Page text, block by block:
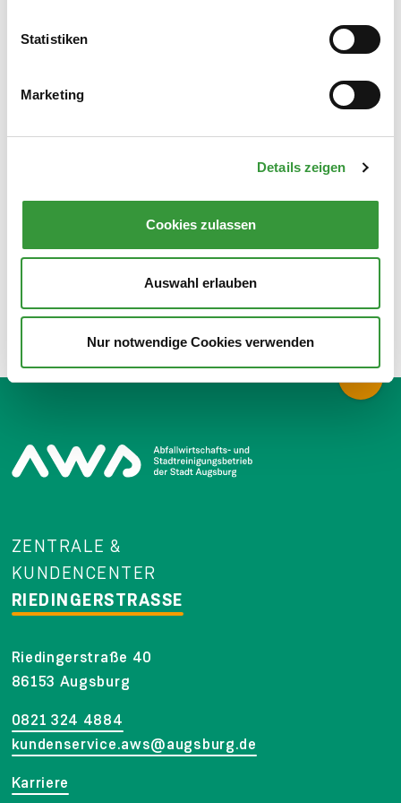
Statistiken
Marketing
Details zeigen
Cookies zulassen
Auswahl erlauben
Nur notwendige Cookies verwenden
KONTAKT– Der schnellste
Draht zu uns führt über unser
Online­formular.
LOS GEHT'S
ZENTRALE &
KUNDENCENTER
RIEDINGERSTRASSE
Riedingerstraße 40
86153 Augsburg
0821 324 4884
kundenservice.aws@augsburg.de
Karriere